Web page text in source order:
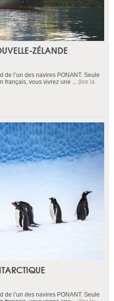
ZÉLANDE
de l’un des navires PONANT. Seule
français, vous vivrez une ... (lire la
de l’un des navires PONANT. Seule